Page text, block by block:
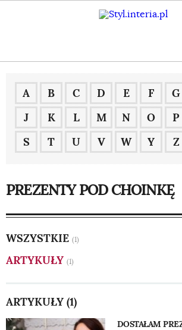
A B C D E F G
J
K L M N O P
S
T U V W Y Z
PREZENTY POD CHOINKĘ
WSZYSTKIE (1)
ARTYKUŁY (1)
ARTYKUŁY (1)
DOSTAŁAM